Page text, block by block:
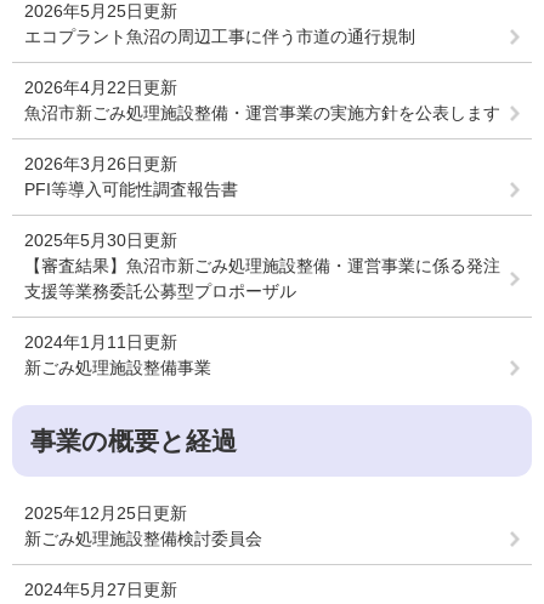
2026年5月25日更新
エコプラント魚沼の周辺工事に伴う市道の通行規制
2026年4月22日更新
魚沼市新ごみ処理施設整備・運営事業の実施方針を公表します
2026年3月26日更新
PFI等導入可能性調査報告書
2025年5月30日更新
【審査結果】魚沼市新ごみ処理施設整備・運営事業に係る発注
支援等業務委託公募型プロポーザル
2024年1月11日更新
新ごみ処理施設整備事業
事業の概要と経過
2025年12月25日更新
新ごみ処理施設整備検討委員会
2024年5月27日更新